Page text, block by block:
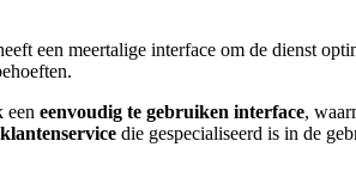
een meertalige interface om de dienst
een eenvoudig te gebruiken interface,
klantenservice die gespecialiseerd is in de